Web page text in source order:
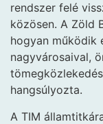
rendszer felé
közösen. A Zöld
hogyan működik
nagyvárosaival,
hangsúlyozta.
A TIM